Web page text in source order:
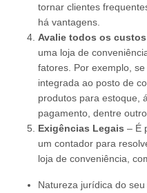
tornar clientes
há vantagens.
Avalie todos os custos
uma loja de
fatores. Por exemplo,
integrada ao posto de
produtos para estoque,
pagamento, dentre
Exigências Legais – É
um contador para
loja de conveniência,
Natureza jurídica do seu